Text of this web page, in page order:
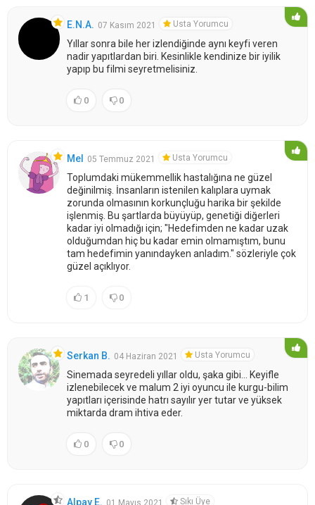
E.N.A. 07 Kasım 2021 Usta Yorumcu
Yıllar sonra bile her izlendiğinde aynı keyfi veren
nadir yapıtlardan biri. Kesinlikle kendinize bir iyilik
yapıp bu filmi seyretmelisiniz.
0 0
Mel 05 Temmuz 2021 Usta Yorumcu
Toplumdaki mükemmellik hastalığına ne güzel
değinilmiş. İnsanların istenilen kalıplara uymak
zorunda olmasının korkunçluğu harika bir şekilde
işlenmiş. Bu şartlarda büyüyüp, genetiği diğerleri
kadar iyi olmadığı için; "Hedefimden ne kadar uzak
olduğumdan hiç bu kadar emin olmamıştım, bunu
tam hedefimin yanındayken anladım." sözleriyle çok
güzel açıklıyor.
1 0
Serkan B. 04 Haziran 2021 Usta Yorumcu
Sinemada seyredeli yıllar oldu, şaka gibi... Keyifle
izlenebilecek ve malum 2 iyi oyuncu ile kurgu-bilim
yapıtları içerisinde hatrı sayılır yer tutar ve yüksek
miktarda dram ihtiva eder.
0 0
Alpay E. Sıkı Üye